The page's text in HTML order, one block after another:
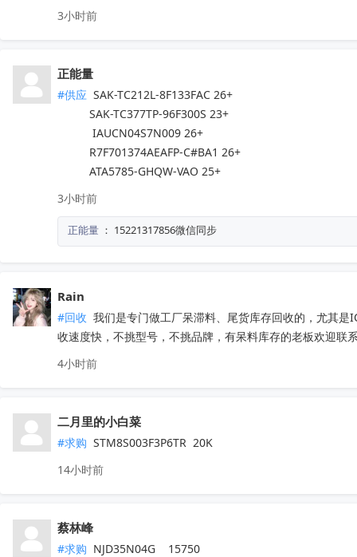
其他PN可沟通确认
3小时前
正能量
#供应 SAK-TC212L-8F133FAC 26+
          ATA5785-GHQW-VAO 25+
3小时前
正能量 ： 15221317856微信同步
Rain
#回收 我们是专门做工厂呆滞料、尾货库存回收的，尤其
收速度快，不挑型号，不挑品牌，有呆料库存的老板欢迎联
4小时前
二月里的小白菜
#求购 STM8S003F3P6TR  20K
14小时前
蔡林峰
#求购 NJD35N04G    15750